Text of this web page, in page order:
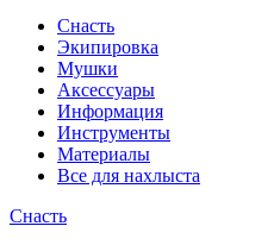
Снасть
Экипировка
Мушки
Аксессуары
Информация
Инструменты
Материалы
Все для нахлыста
Снасть